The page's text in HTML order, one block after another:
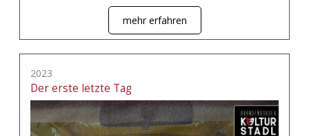
mehr erfahren
2023
Der erste letzte Tag